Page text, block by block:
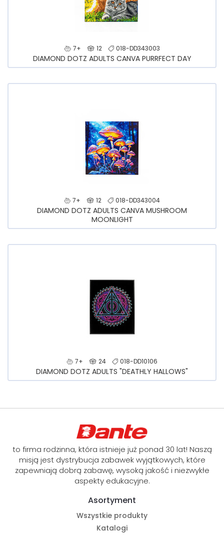
7+ 12 018-DD343003
DIAMOND DOTZ ADULTS CANVA PURRFECT DAY
7+ 12 018-DD343004
DIAMOND DOTZ ADULTS CANVA MUSHROOM
MOONLIGHT
7+ 24 018-DD10106
DIAMOND DOTZ ADULTS "DEATHLY HALLOWS"
to firma rodzinna, która istnieje już ponad 30 lat! Naszą
misją jest dystrybucja zabawek wyjątkowych, które
zapewniają dobrą zabawę, wysoką jakość i niezwykłe
aspekty edukacyjne.
Asortyment
Wszystkie produkty
Katalogi